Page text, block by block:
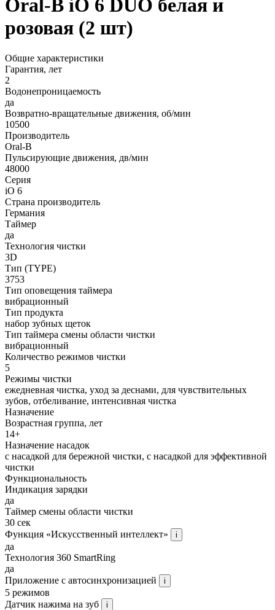
Oral-B iO 6 DUO белая и
розовая (2 шт)
Общие характеристики
Гарантия, лет
2
Водонепроницаемость
да
Возвратно-вращательные движения, об/мин
10500
Производитель
Oral-B
Пульсирующие движения, дв/мин
48000
Серия
iO 6
Страна производитель
Германия
Таймер
да
Технология чистки
3D
Тип (TYPE)
3753
Тип оповещения таймера
вибрационный
Тип продукта
набор зубных щеток
Тип таймера смены области чистки
вибрационный
Количество режимов чистки
5
Режимы чистки
ежедневная чистка, уход за деснами, для чувствительных
зубов, отбеливание, интенсивная чистка
Назначение
Возрастная группа, лет
14+
Назначение насадок
с насадкой для бережной чистки, с насадкой для эффективной
чистки
Функциональность
Индикация зарядки
да
Таймер смены области чистки
30 сек
Функция «Искусственный интеллект»
i
да
Технология 360 SmartRing
да
Приложение с автосинхронизацией
i
5 режимов
Датчик нажима на зуб
i